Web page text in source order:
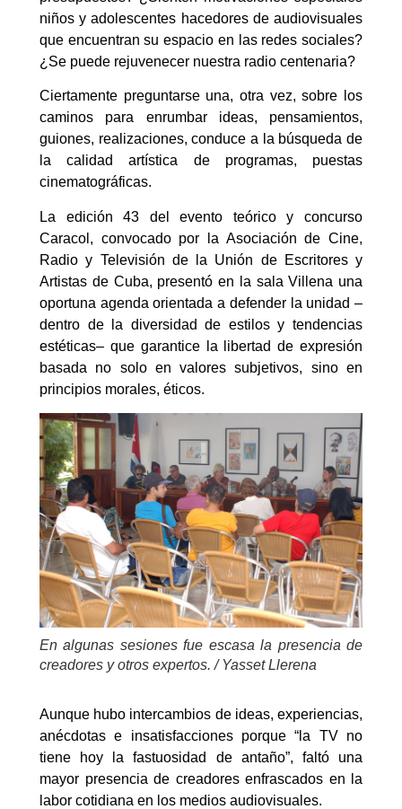
niños y adolescentes hacedores de audiovisuales
que encuentran su espacio en las redes sociales?
¿Se puede rejuvenecer nuestra radio centenaria?
Ciertamente preguntarse una, otra vez, sobre los
caminos para enrumbar ideas, pensamientos,
guiones, realizaciones, conduce a la búsqueda de
la calidad artística de programas, puestas
cinematográficas.
La edición 43 del evento teórico y concurso
Caracol, convocado por la Asociación de Cine,
Radio y Televisión de la Unión de Escritores y
Artistas de Cuba, presentó en la sala Villena una
oportuna agenda orientada a defender la unidad –
dentro de la diversidad de estilos y tendencias
estéticas– que garantice la libertad de expresión
basada no solo en valores subjetivos, sino en
principios morales, éticos.
En algunas sesiones fue escasa la presencia de
creadores y otros expertos. / Yasset Llerena
Aunque hubo intercambios de ideas, experiencias,
anécdotas e insatisfacciones porque “la TV no
tiene hoy la fastuosidad de antaño”, faltó una
mayor presencia de creadores enfrascados en la
labor cotidiana en los medios audiovisuales.